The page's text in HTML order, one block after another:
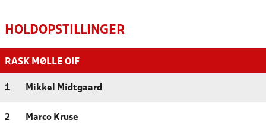
HOLDOPSTILLINGER
RASK MØLLE OIF
1 Mikkel Midtgaard
2 Marco Kruse